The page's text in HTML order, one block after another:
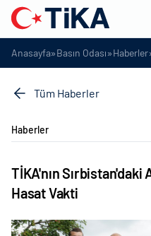
Anasayfa»Basın Odası»Haberler
Tüm Haberler
Haberler
TİKA'nın
Hasat Vakti